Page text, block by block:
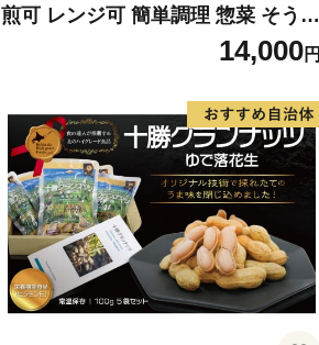
煎可 レンジ可 簡単調理 惣菜 そうざ
い 加工品 大容量 北海道 F6S-625
14,000円